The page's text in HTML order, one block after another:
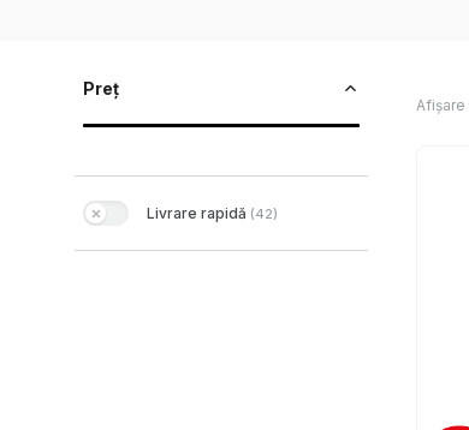
Preț
Livrare rapidă (42)
Afișare